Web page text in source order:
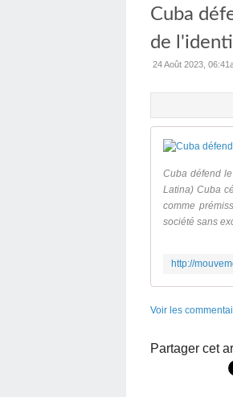
Cuba
de
24 Août 2023,
Cuba défend
Latina) Cuba
comme
société sans
Voir les
Partager cet